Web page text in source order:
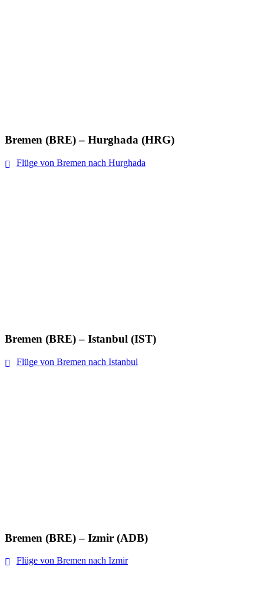
Bremen (BRE) – Hurghada (HRG)
Flüge von Bremen nach Hurghada
Bremen (BRE) – Istanbul (IST)
Flüge von Bremen nach Istanbul
Bremen (BRE) – Izmir (ADB)
Flüge von Bremen nach Izmir